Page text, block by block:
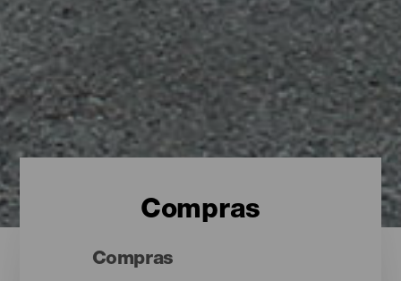
Compras
Compras